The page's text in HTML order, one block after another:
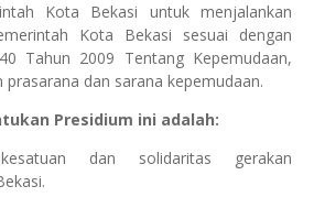
Kota Bekasi untuk menjalankan
Kota Bekasi sesuai dengan
Tahun 2009 Tentang Kepemudaan,
prasarana dan sarana kepemudaan.
Presidium ini adalah:
dan solidaritas gerakan